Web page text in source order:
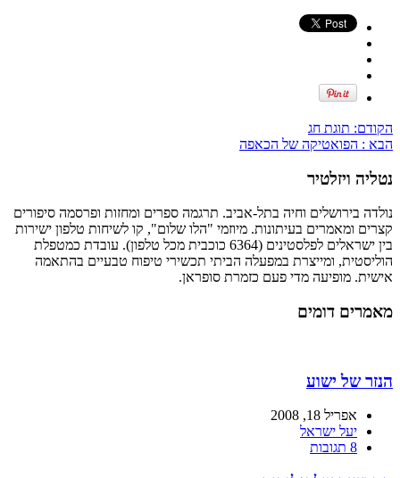
הקודם: תוגת חג
הבא : הפואטיקה של הכאפה
נטליה ויזלטיר
נולדה בירושלים וחיה בתל-אביב. תרגמה ספרים ומחזות ופרסמה סיפורים
קצרים ומאמרים בעיתונות. מיוזמי "הלו שלום", קו לשיחות טלפון ישירות
בין ישראלים לפלסטינים (6364 כוכבית מכל טלפון). עובדת כמטפלת
הוליסטית, ומייצרת במפעלה הביתי תכשירי טיפוח טבעיים בהתאמה
אישית. מופיעה מדי פעם כזמרת סופראן.
מאמרים דומים
הנזר של ישוע
אפריל 18, 2008
יעל ישראל
8 תגובות